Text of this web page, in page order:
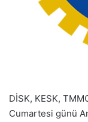
DİSK, KESK,
Cumartesi günü